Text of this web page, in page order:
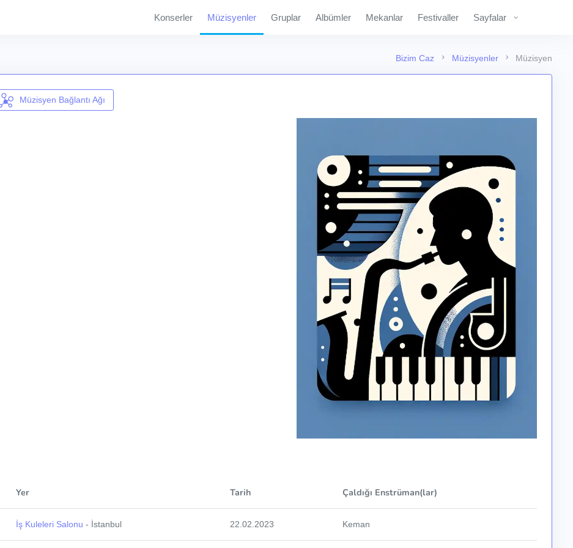
Konserler Müzisyenler Gruplar Albümler Mekanlar Festivaller Sayfalar
Bizim Caz Müzisyenler Müzisyen
Müzisyen Bağlantı Ağı
Yer Tarih Çaldığı Enstrüman(lar)
İş Kuleleri Salonu - İstanbul 22.02.2023 Keman